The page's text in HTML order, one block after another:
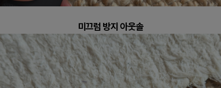
미끄럼 방지 아웃솔